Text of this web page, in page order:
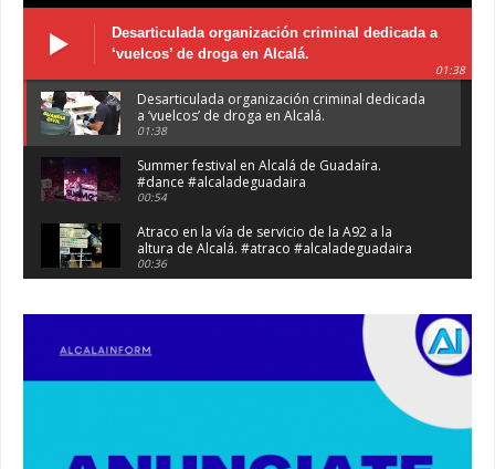
Desarticulada organización criminal dedicada a
‘vuelcos’ de droga en Alcalá.
01:38
Desarticulada organización criminal dedicada
a ‘vuelcos’ de droga en Alcalá.
01:38
Summer festival en Alcalá de Guadaíra.
#dance #alcaladeguadaira
00:54
Atraco en la vía de servicio de la A92 a la
altura de Alcalá. #atraco #alcaladeguadaira
00:36
Alcalá. #policia #narcos
Primeras 191 viviendas VPO en Alcalá de
Guadaíra. #alcaladeguadaira #vivienda #vpo